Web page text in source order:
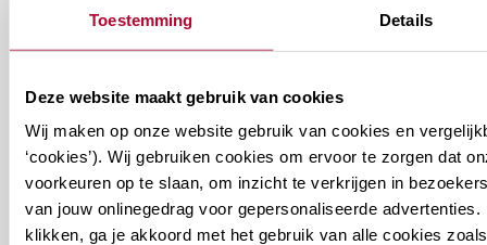
Toestemming Details
Deze website maakt gebruik van cookies
Wij maken op onze website gebruik van cookies en
‘cookies’). Wij gebruiken cookies om ervoor te zorgen dat
voorkeuren op te slaan, om inzicht te verkrijgen in
van jouw onlinegedrag voor gepersonaliseerde advertenties.
klikken, ga je akkoord met het gebruik van alle cookies
vereniging en/of ons
onderwijsaanbod?
Ontvang informatie m.b.t. de vereniging en/of
ons onderwijsaanbod? Schrijf je in! Ben je al lid
van het RB? Geef dan in je profiel op Mijn RB
aan welke nieuwsbrieven je wil ontvangen.